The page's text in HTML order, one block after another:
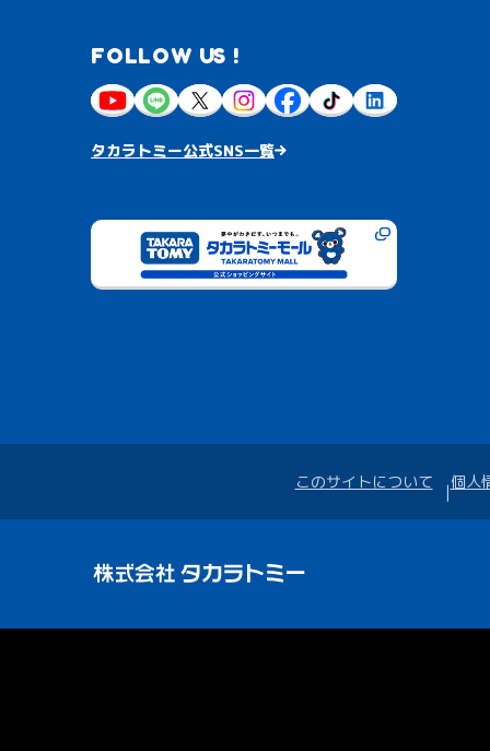
FOLLOW US !
タカラトミー公式SNS一覧
このサイトについて 個人